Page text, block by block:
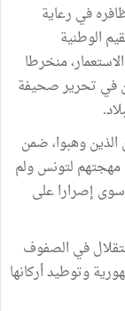
في رعاية
الوطنية
منخرطا
في تحرير صحيفة
وهبوا، ضمن
مهجتهم لتونس ولم
سوى إصرارا على
في الصفوف
وتوطيد أركانها